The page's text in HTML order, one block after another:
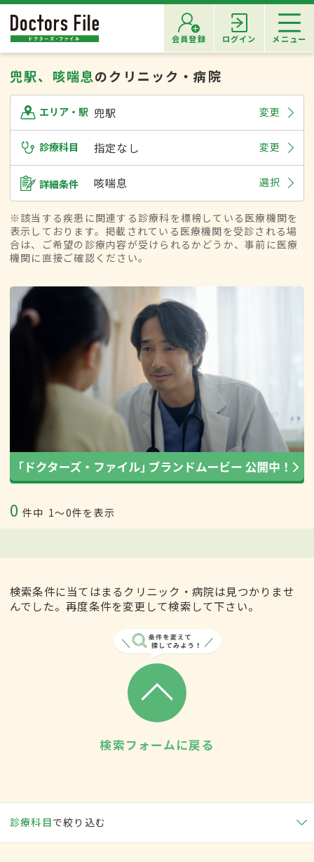
会員登録 ログイン メニュー
兜駅、咳喘息のクリニック・病院
エリア・駅 兜駅 変更
診療科目 指定なし 変更
詳細条件 咳喘息 選択
※該当する疾患に関連する診療科を標榜している医療機関を
表示しております。掲載されている医療機関を受診される場
合は、ご希望の診療内容が受けられるかどうか、事前に医療
機関に直接ご確認ください。
0 件中 1〜0件を表示
検索条件に当てはまるクリニック・病院は見つかりませ
んでした。再度条件を変更して検索して下さい。
検索フォームに戻る
診療科目で絞り込む